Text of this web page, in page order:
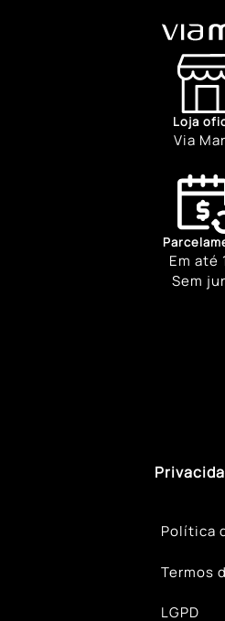
Loja
Via
Em até
Sem
Política
Termos
LGPD